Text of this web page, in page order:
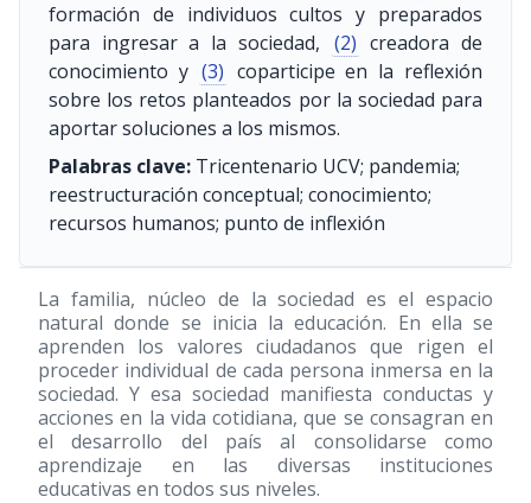
formación de individuos cultos y preparados
para ingresar a la sociedad, (2) creadora de
conocimiento y (3) coparticipe en la reflexión
sobre los retos planteados por la sociedad para
aportar soluciones a los mismos.
Palabras clave: Tricentenario UCV; pandemia;
reestructuración conceptual; conocimiento;
recursos humanos; punto de inflexión
La familia, núcleo de la sociedad es el espacio
natural donde se inicia la educación. En ella se
aprenden los valores ciudadanos que rigen el
proceder individual de cada persona inmersa en la
sociedad. Y esa sociedad manifiesta conductas y
acciones en la vida cotidiana, que se consagran en
el desarrollo del país al consolidarse como
aprendizaje en las diversas instituciones
educativas en todos sus niveles.